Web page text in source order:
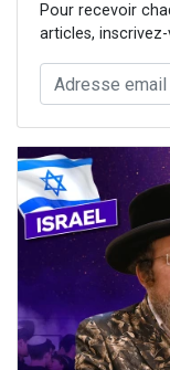
Pour recevoir
articles,